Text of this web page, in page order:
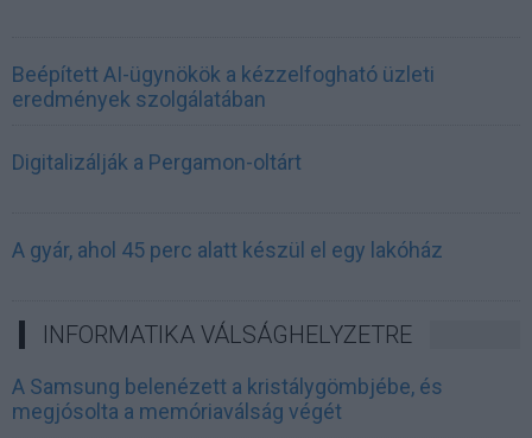
Beépített AI-ügynökök a kézzelfogható üzleti
eredmények szolgálatában
Digitalizálják a Pergamon-oltárt
A gyár, ahol 45 perc alatt készül el egy lakóház
INFORMATIKA VÁLSÁGHELYZETRE
A Samsung belenézett a kristálygömbjébe, és
megjósolta a memóriaválság végét